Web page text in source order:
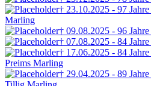
† 23.10.2025 - 97 Jahre
Marling
† 09.08.2025 - 96 Jahre
† 07.08.2025 - 84 Jahre
† 17.06.2025 - 84 Jahre
Preims Marling
† 29.04.2025 - 89 Jahre